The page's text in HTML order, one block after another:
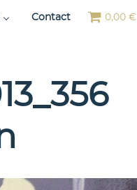
Contact 0,00 €